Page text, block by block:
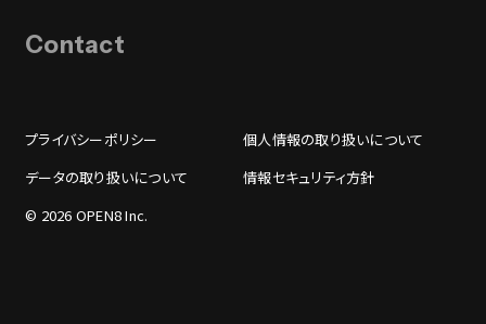
Contact
プライバシーポリシー
個人情報の取り扱いについて
データの取り扱いについて
情報セキュリティ方針
© 2026 OPEN8 Inc.